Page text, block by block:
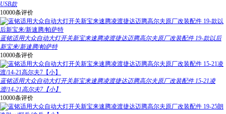
USB款
10000条评价
蓝铭适用大众自动大灯开关新宝来速腾凌渡捷达迈腾高尔夫原厂改装配件 19-款以后
新宝来/新速腾/帕萨特
10000条评价
蓝铭适用大众自动大灯开关新宝来速腾凌渡捷达迈腾高尔夫原厂改装配件 15-21凌
渡/14-21高尔夫7【小】
10000条评价